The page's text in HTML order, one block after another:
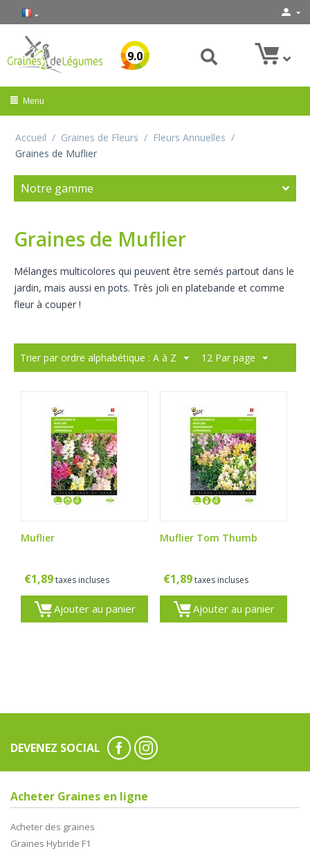
9.0
Menu
Accueil / Graines de Fleurs / Fleurs Annuelles /
Graines de Muflier
Notre gamme
Graines de Muflier
Mélanges multicolores qui peuvent être semés partout dans le
jardin, mais aussi en pots. Très joli en platebande et comme
fleur à couper !
Trier par ordre alphabétique : A à Z 12 Par page
Muflier
€1,89taxes incluses
Ajouter au panier
Muflier Tom Thumb
€1,89 taxes incluses
Ajouter au panier
DEVENEZ SOCIAL
Acheter Graines en ligne
Acheter des graines
Graines Hybride F1